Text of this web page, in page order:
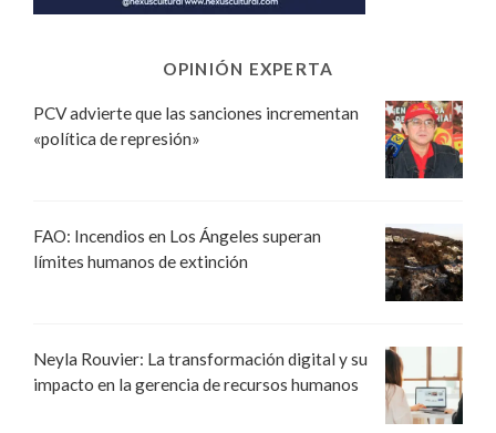
OPINIÓN EXPERTA
PCV advierte que las sanciones incrementan
«política de represión»
FAO: Incendios en Los Ángeles superan
límites humanos de extinción
Neyla Rouvier: La transformación digital y su
impacto en la gerencia de recursos humanos